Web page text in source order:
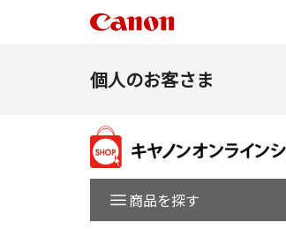
個人のお客さま
商品を探す